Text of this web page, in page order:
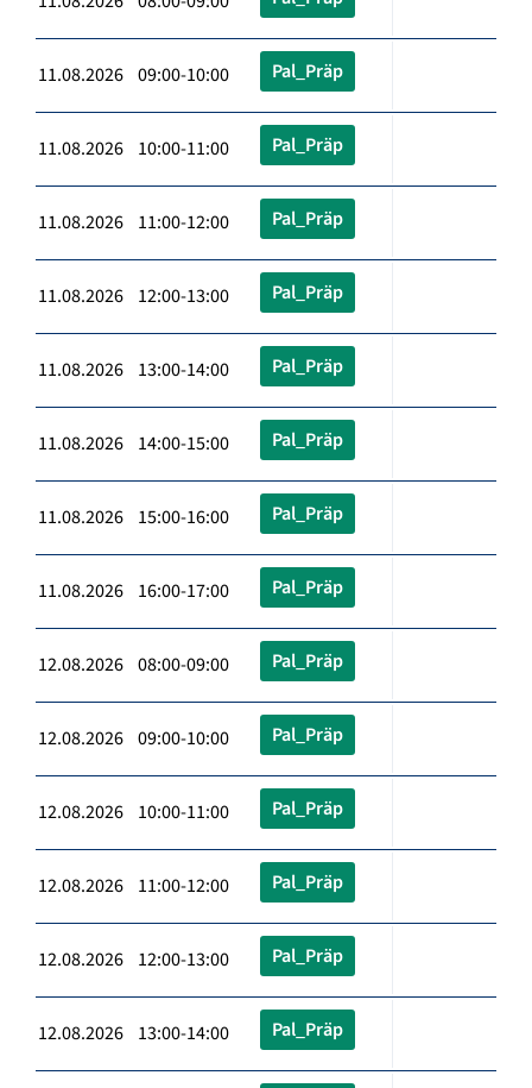
11.08.2026 09:00-10:00 Pal_Präp
11.08.2026 10:00-11:00 Pal_Präp
11.08.2026 11:00-12:00 Pal_Präp
11.08.2026 12:00-13:00 Pal_Präp
11.08.2026 13:00-14:00 Pal_Präp
11.08.2026 14:00-15:00 Pal_Präp
11.08.2026 15:00-16:00 Pal_Präp
11.08.2026 16:00-17:00 Pal_Präp
12.08.2026 08:00-09:00 Pal_Präp
12.08.2026 09:00-10:00 Pal_Präp
12.08.2026 10:00-11:00 Pal_Präp
12.08.2026 11:00-12:00 Pal_Präp
12.08.2026 12:00-13:00 Pal_Präp
12.08.2026 13:00-14:00 Pal_Präp